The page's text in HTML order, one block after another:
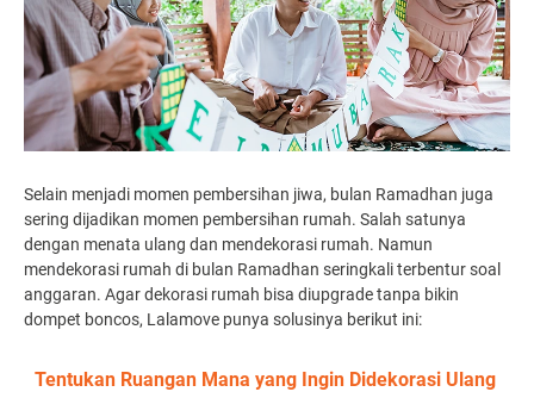
Selain menjadi momen pembersihan jiwa, bulan Ramadhan juga
sering dijadikan momen pembersihan rumah. Salah satunya
dengan menata ulang dan mendekorasi rumah. Namun
mendekorasi rumah di bulan Ramadhan seringkali terbentur soal
anggaran. Agar dekorasi rumah bisa diupgrade tanpa bikin
dompet boncos, Lalamove punya solusinya berikut ini:
Tentukan Ruangan Mana yang Ingin Didekorasi Ulang